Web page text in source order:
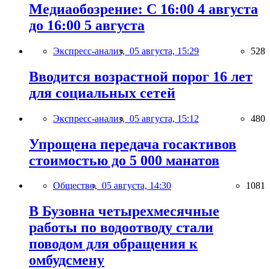
Медиаобозрение: С 16:00 4 августа
до 16:00 5 августа
Экспресс-анализ, 05 августа, 15:29 528
Вводится возрастной порог 16 лет
для социальных сетей
Экспресс-анализ, 05 августа, 15:12 480
Упрощена передача госактивов
стоимостью до 5 000 манатов
Общество, 05 августа, 14:30 1081
В Бузовна четырехмесячные
работы по водоотводу стали
поводом для обращения к
омбудсмену